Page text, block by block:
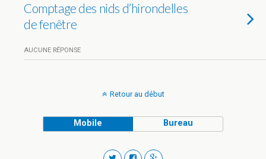
Comptage des nids d’hirondelles
de fenêtre
AUCUNE RÉPONSE
Retour au début
Mobile Bureau